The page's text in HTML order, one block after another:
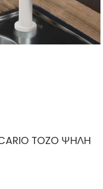
TOZO ΨΗΛΉ